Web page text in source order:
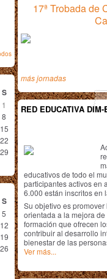
S
1
8
15
22
29
S
5
12
19
26
17ª Trobada de
más jornadas
RED EDUCATIVA DIM-
educativos de todo el
participantes activos en
6.000 están inscritos en
Su objetivo es
orientada a la mejora
formación que ofrecen
contribuir al desarrollo
bienestar de las
Ver más...